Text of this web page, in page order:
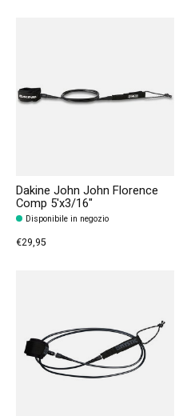
Dakine John John Florence
Comp 5'x3/16"
Disponibile in negozio
€29,95